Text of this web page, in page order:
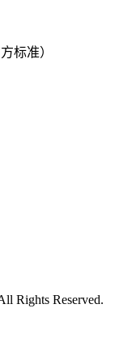
标准）
Rights Reserved.